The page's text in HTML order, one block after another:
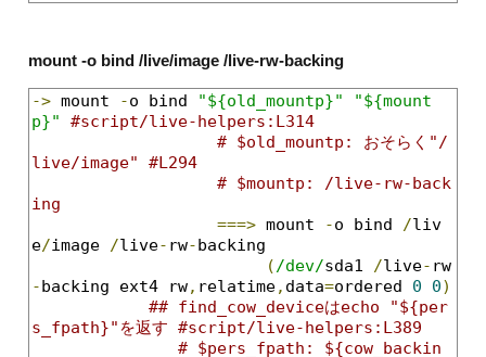
mount -o bind /live/image /live-rw-backing
-> mount -o bind "${old_mountp}"
"${mount
p}"
#script/live-helpers:L314
# $old_mountp: おそらく"/
live/image" #L294
# $mountp: /live-rw-back
ing
===> mount -o bind /liv
e/image /live- rw-backing
(/dev/sda1 /live- rw
-backing ext4 rw, relatime, data=ordered 0 0)
## find_cow_deviceはecho "${per
s_fpath}"を返す #script/live-helpers:L389
# $pers_fpath: ${cow_backin